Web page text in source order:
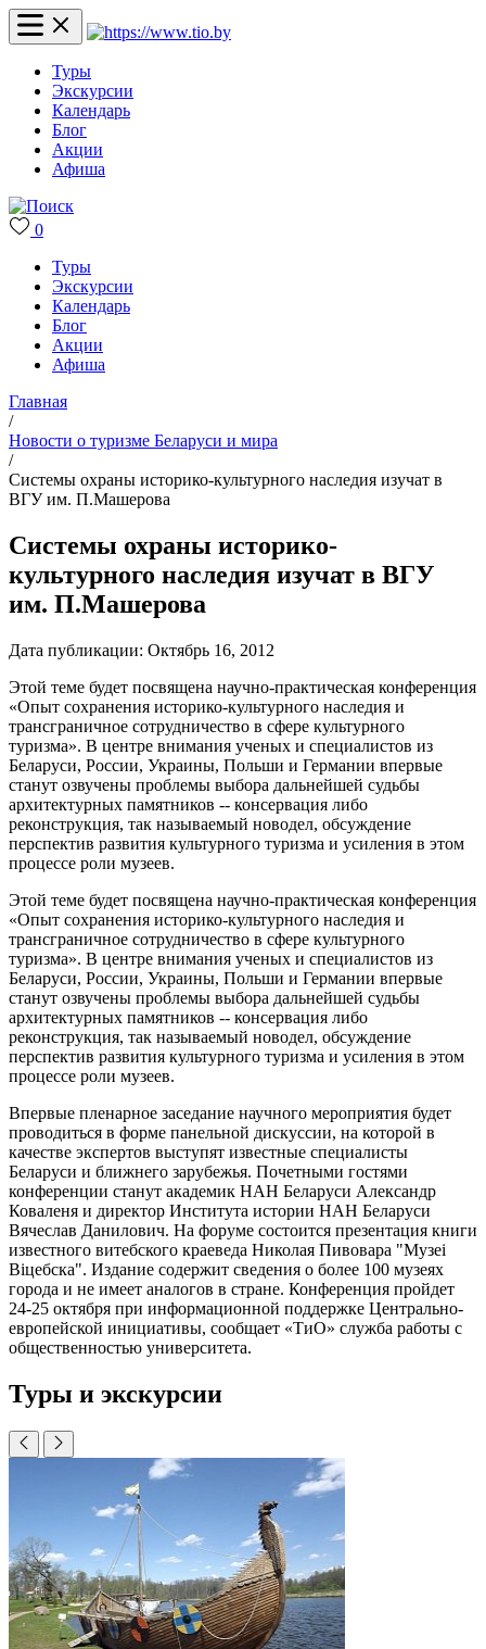
Туры
Экскурсии
Календарь
Блог
Акции
Афиша
0
Туры
Экскурсии
Календарь
Блог
Акции
Афиша
Главная
/
Новости о туризме Беларуси и мира
/
Системы охраны историко-культурного наследия изучат в
ВГУ им. П.Машерова
Системы охраны историко-
культурного наследия изучат в ВГУ
им. П.Машерова
Дата публикации: Октябрь 16, 2012
Этой теме будет посвящена научно-практическая конференция
«Опыт сохранения историко-культурного наследия и
трансграничное сотрудничество в сфере культурного
туризма». В центре внимания ученых и специалистов из
Беларуси, России, Украины, Польши и Германии впервые
станут озвучены проблемы выбора дальнейшей судьбы
архитектурных памятников -- консервация либо
реконструкция, так называемый новодел, обсуждение
перспектив развития культурного туризма и усиления в этом
процессе роли музеев.
Этой теме будет посвящена научно-практическая конференция
«Опыт сохранения историко-культурного наследия и
трансграничное сотрудничество в сфере культурного
туризма». В центре внимания ученых и специалистов из
Беларуси, России, Украины, Польши и Германии впервые
станут озвучены проблемы выбора дальнейшей судьбы
архитектурных памятников -- консервация либо
реконструкция, так называемый новодел, обсуждение
перспектив развития культурного туризма и усиления в этом
процессе роли музеев.
Впервые пленарное заседание научного мероприятия будет
проводиться в форме панельной дискуссии, на которой в
качестве экспертов выступят известные специалисты
Беларуси и ближнего зарубежья. Почетными гостями
конференции станут академик НАН Беларуси Александр
Коваленя и директор Института истории НАН Беларуси
Вячеслав Данилович. На форуме состоится презентация книги
известного витебского краеведа Николая Пивовара "Музеі
Віцебска". Издание содержит сведения о более 100 музеях
города и не имеет аналогов в стране. Конференция пройдет
24-25 октября при информационной поддержке Центрально-
европейской инициативы, сообщает «ТиО» служба работы с
общественностью университета.
Туры и экскурсии